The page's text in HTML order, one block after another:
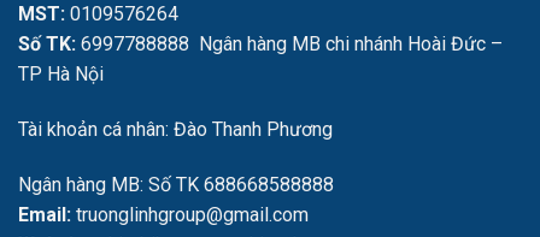
MST: 0109576264
Số TK: 6997788888 Ngân hàng MB chi nhánh Hoài Đức –
TP Hà Nội
Tài khoản cá nhân: Đào Thanh Phương
Ngân hàng MB: Số TK 688668588888
Email: truonglinhgroup@gmail.com